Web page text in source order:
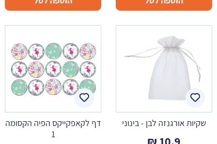
שקיות אורגנזה לבן - בינוני
דף לקאפקייקס הפיה הקסומה
1